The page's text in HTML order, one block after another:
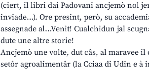
(ciert, il libri dai Padovani ancjemò nol
inviade…). Ore presint, però, su
assegnade al…Venit! Cualchidun jal
dute une altre storie!
Ancjemò une volte, dut câs, al maravee
setôr agroalimentâr (la Cciaa di Udin e